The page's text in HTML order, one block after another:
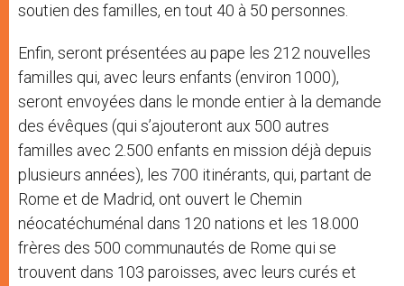
soutien des familles, en tout 40 à 50 personnes.
Enfin, seront présentées au pape les 212 nouvelles
familles qui, avec leurs enfants (environ 1000),
seront envoyées dans le monde entier à la demande
des évêques (qui s’ajouteront aux 500 autres
familles avec 2.500 enfants en mission déjà depuis
plusieurs années), les 700 itinérants, qui, partant de
Rome et de Madrid, ont ouvert le Chemin
néocatéchuménal dans 120 nations et les 18.000
frères des 500 communautés de Rome qui se
trouvent dans 103 paroisses, avec leurs curés et